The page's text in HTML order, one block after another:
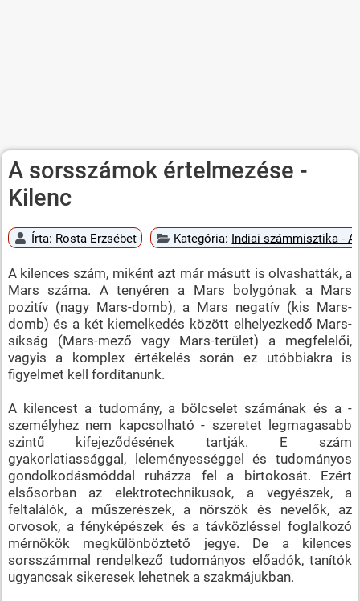
A sorsszámok értelmezése -
Kilenc
Írta: Rosta Erzsébet Kategória: Indiai számmisztika -
A kilences szám, miként azt már másutt is olvashatták, a
Mars száma. A tenyéren a Mars bolygónak a Mars
pozitív (nagy Mars-domb), a Mars negatív (kis Mars-
domb) és a két kiemelkedés között elhelyezkedő Mars-
síkság (Mars-mező vagy Mars-terület) a megfelelői,
vagyis a komplex értékelés során ez utóbbiakra is
figyelmet kell fordítanunk.
A kilencest a tudomány, a bölcselet számának és a -
személyhez nem kapcsolható - szeretet legmagasabb
szintű kifejeződésének tartják. E szám
gyakorlatiassággal, leleményességgel és tudományos
gondolkodásmóddal ruházza fel a birtokosát. Ezért
elsősorban az elektrotechnikusok, a vegyészek, a
feltalálók, a műszerészek, a nörszök és nevelők, az
orvosok, a fényképészek és a távközléssel foglalkozó
mérnökök megkülönböztető jegye. De a kilences
sorsszámmal rendelkező tudományos előadók, tanítók
ugyancsak sikeresek lehetnek a szakmájukban.